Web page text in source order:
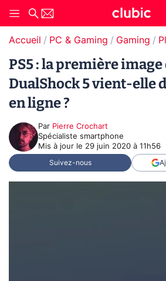
Accueil PC & Gaming Gaming
PS5 : la première image
DualShock 5 vient-elle
en ligne ?
Par Pierre Crochart
Spécialiste smartphone
Mis à jour le 29 juin 2020 à 11h56
Suivez-nous